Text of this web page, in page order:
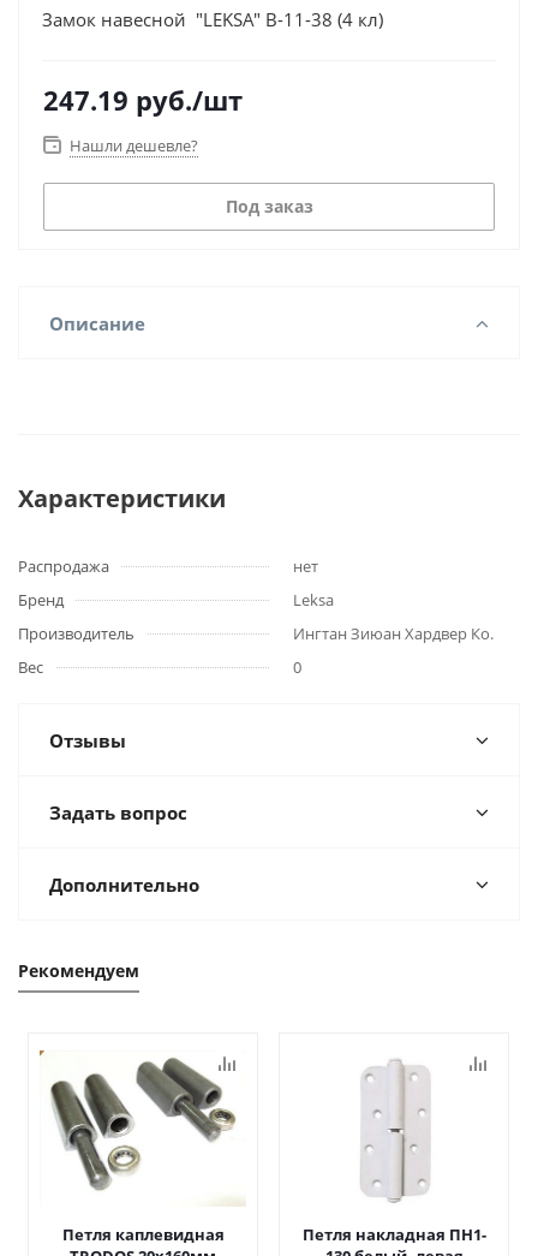
Замок навесной "LEKSA" В-11-38 (4 кл)
247.19 руб./шт
Нашли дешевле?
Под заказ
Описание
Характеристики
Распродажа
нет
Бренд
Leksa
Производитель
Ингтан Зиюан Хардвер Ко.
Вес
0
Отзывы
Задать вопрос
Дополнительно
Рекомендуем
Петля каплевидная
Петля накладная ПН1-